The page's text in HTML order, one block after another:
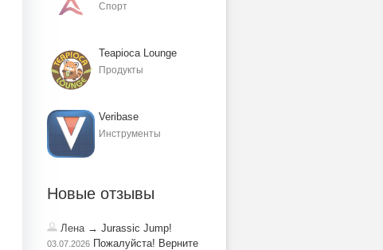
Спорт
Teapioca Lounge
Продукты
Veribase
Инструменты
Новые отзывы
Лена→ Jurassic Jump!
03.07.2026 Пожалуйста! Верните